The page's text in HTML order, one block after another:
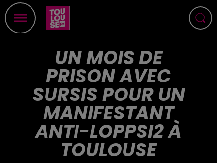
UN MOIS DE
PRISON AVEC
SURSIS POUR UN
MANIFESTANT
ANTI-LOPPSI2 À
TOULOUSE